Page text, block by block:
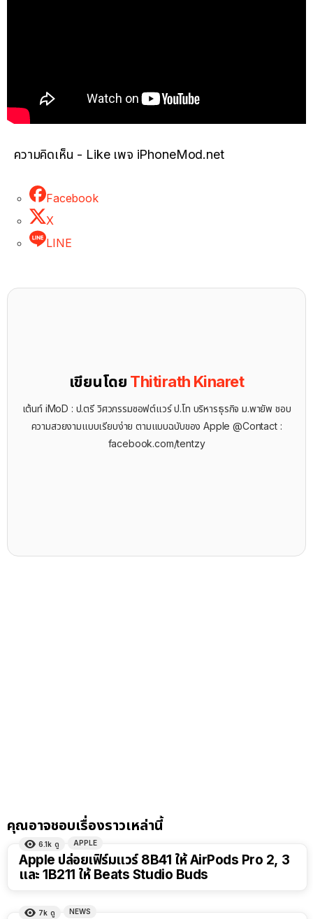
ความคิดเห็น - Like เพจ iPhoneMod.net
Facebook
X
LINE
เขียนโดย Thitirath Kinaret
เต้นท์ iMoD : ป.ตรี วิศวกรรมซอฟต์แวร์ ป.โท บริหารธุรกิจ ม.พายัพ ชอบ
ความสวยงามแบบเรียบง่าย ตามแบบฉบับของ Apple @Contact :
facebook.com/tentzy
คุณอาจชอบเรื่องราวเหล่านี้
6.1k ดู APPLE
Apple ปล่อยเฟิร์มแวร์ 8B41 ให้ AirPods Pro 2, 3
และ 1B211 ให้ Beats Studio Buds
7k ดู NEWS